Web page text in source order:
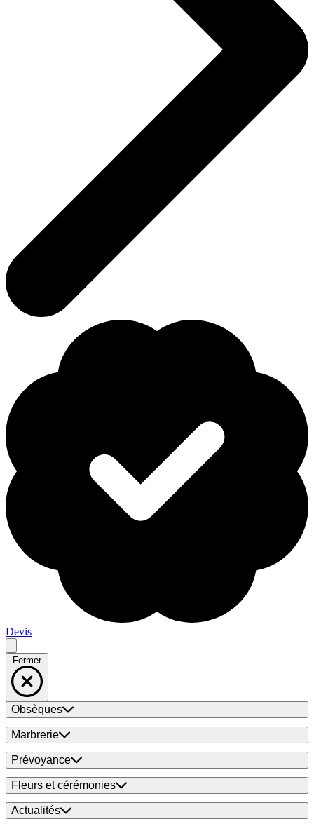
Devis
Fermer
Obsèques
Marbrerie
Prévoyance
Fleurs et cérémonies
Actualités